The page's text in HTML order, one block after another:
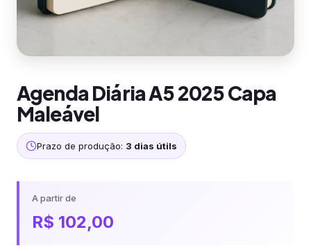
Agenda Diária A5 2025 Capa
Maleável
Prazo de produção: 3 dias útils
A partir de
R$ 102,00